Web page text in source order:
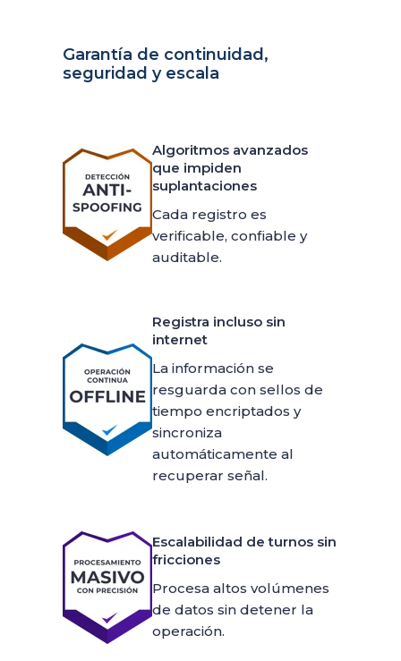
Garantía de continuidad,
seguridad y escala
Algoritmos avanzados
que impiden
suplantaciones
Cada registro es
verificable, confiable y
auditable.
Registra incluso sin
internet
La información se
resguarda con sellos de
tiempo encriptados y
sincroniza
automáticamente al
recuperar señal.
Escalabilidad de turnos sin
fricciones
Procesa altos volúmenes
de datos sin detener la
operación.